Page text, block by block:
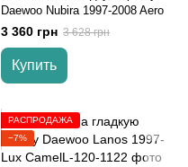
Daewoo Nubira 1997-2008 Aero
3 360 грн 3 628 грн
Купить
РАСПРОДАЖА
−7%